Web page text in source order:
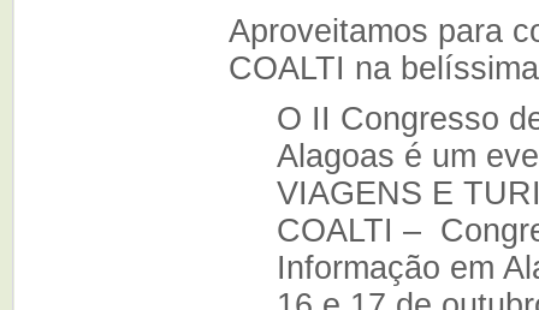
Aproveitamos para
COALTI na
O II Congresso
Alagoas é um
VIAGENS E
COALTI –
Informação em